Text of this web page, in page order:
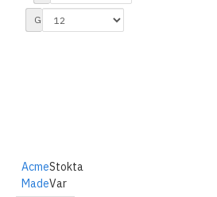
PolarPro 1
Rimelite 1
Vanguard
Zhiyun
Göster:
Acme
Made
Stokta
Var